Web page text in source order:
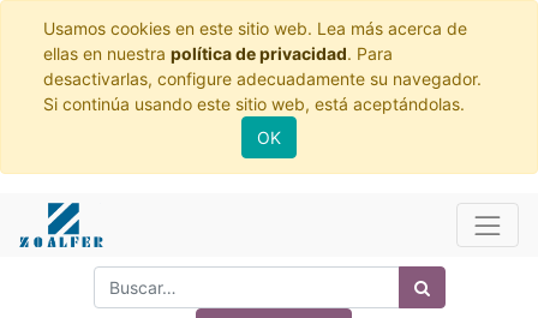
Usamos cookies en este sitio web. Lea más acerca de
ellas en nuestra política de privacidad. Para
desactivarlas, configure adecuadamente su navegador.
Si continúa usando este sitio web, está aceptándolas.
OK